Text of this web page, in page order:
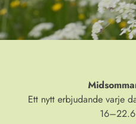
Ett nytt erbjudande varje